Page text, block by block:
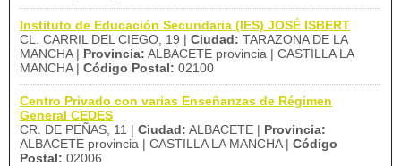
Instituto de Educación Secundaria (IES) JOSÉ ISBERT
CL. CARRIL DEL CIEGO, 19 | Ciudad: TARAZONA DE LA
MANCHA | Provincia: ALBACETE provincia | CASTILLA LA
MANCHA | Código Postal: 02100
Centro Privado con varias Enseñanzas de Régimen
General CEDES
CR. DE PEÑAS, 11 | Ciudad: ALBACETE | Provincia:
ALBACETE provincia | CASTILLA LA MANCHA | Código
Postal: 02006